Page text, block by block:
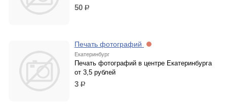
50 р.
Печать фотографий
Екатеринбург
Печать фотографий в центре Екатеринбурга
от 3,5 рублей
3 р.